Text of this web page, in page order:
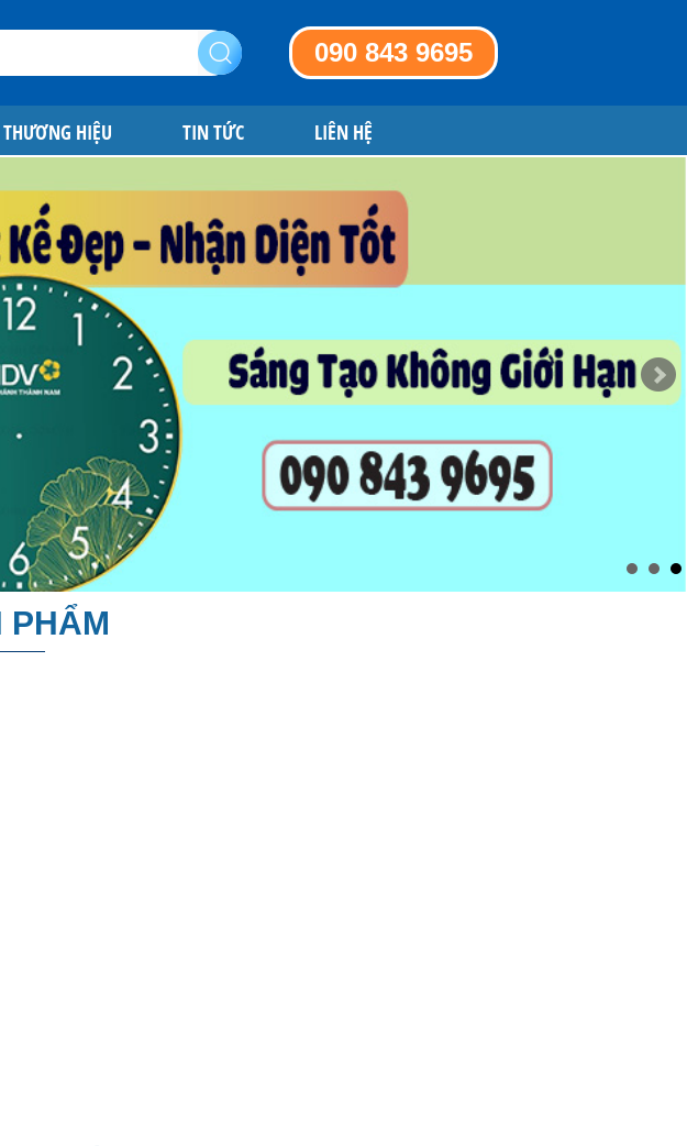
090 843 9695
HIỆU TIN TỨC LIÊN HỆ
PHẨM